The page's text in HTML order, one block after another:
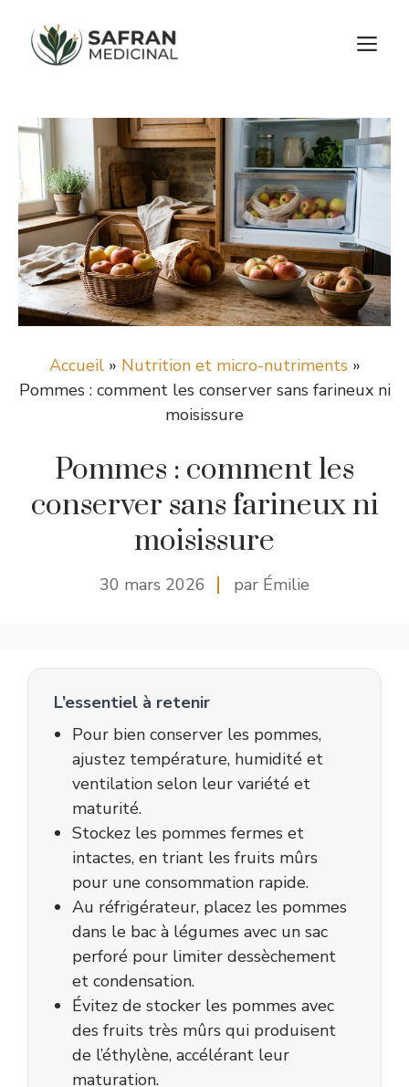
contenu
Accueil» Nutrition et micro-nutriments »
Pommes : comment les conserver sans farineux ni
moisissure
Pommes : comment les
conserver sans farineux ni
moisissure
30 mars 2026 par Émilie
L’essentiel à retenir
Pour bien conserver les pommes,
ajustez température, humidité et
ventilation selon leur variété et
maturité.
Stockez les pommes fermes et
intactes, en triant les fruits mûrs
pour une consommation rapide.
Au réfrigérateur, placez les pommes
dans le bac à légumes avec un sac
perforé pour limiter dessèchement
et condensation.
Évitez de stocker les pommes avec
des fruits très mûrs qui produisent
de l’éthylène, accélérant leur
maturation.